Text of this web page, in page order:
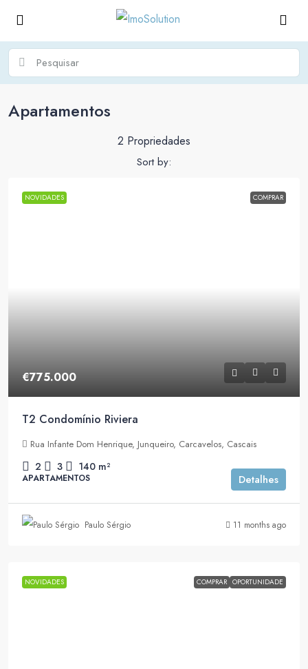
Apartamentos
2 Propriedades
Sort by:
NOVIDADES COMPRAR
€775.000
T2 Condomínio Riviera
Rua Infante Dom Henrique, Junqueiro, Carcavelos, Cascais
2 3 140 m²
APARTAMENTOS Detalhes
Paulo Sérgio 11 months ago
NOVIDADES COMPRAR OPORTUNIDADE